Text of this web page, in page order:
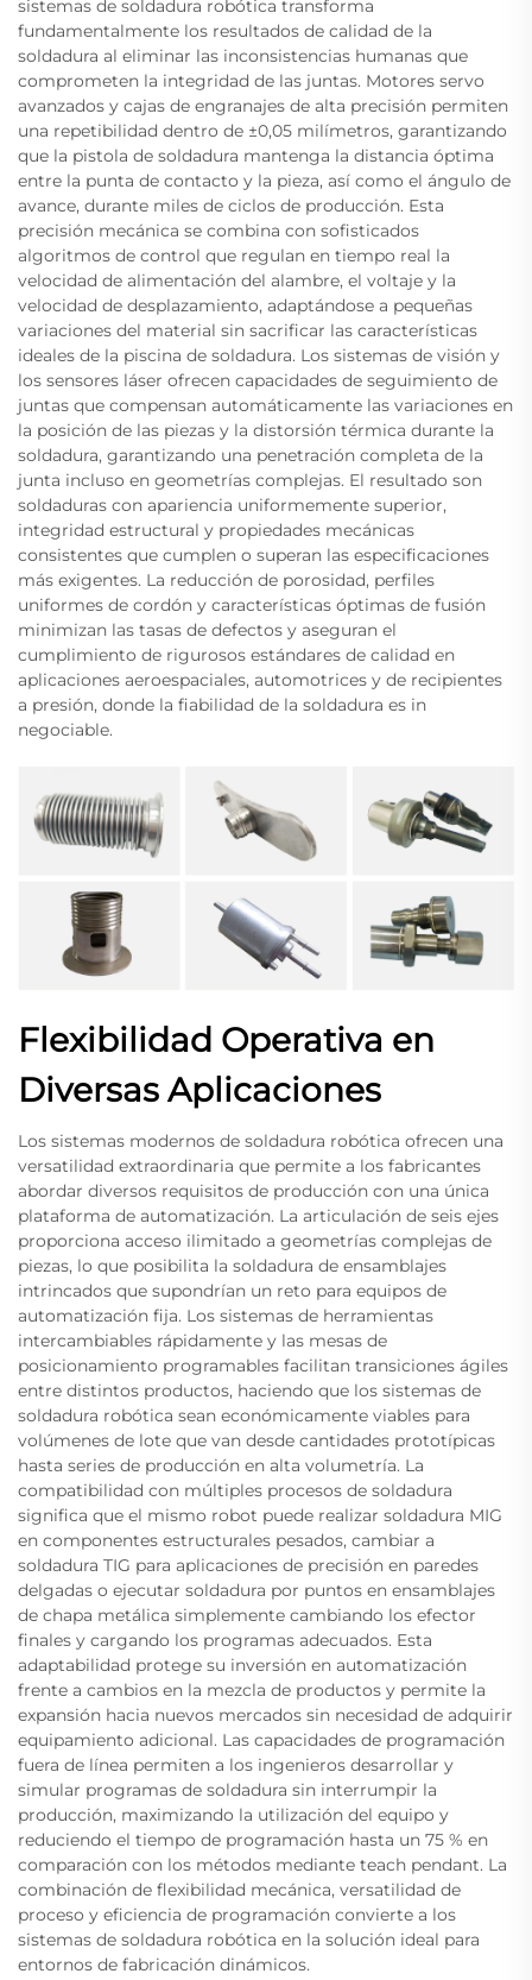
sistemas de soldadura robótica transforma
fundamentalmente los resultados de calidad de la
soldadura al eliminar las inconsistencias humanas que
comprometen la integridad de las juntas. Motores servo
avanzados y cajas de engranajes de alta precisión permiten
una repetibilidad dentro de ±0,05 milímetros, garantizando
que la pistola de soldadura mantenga la distancia óptima
entre la punta de contacto y la pieza, así como el ángulo de
avance, durante miles de ciclos de producción. Esta
precisión mecánica se combina con sofisticados
algoritmos de control que regulan en tiempo real la
velocidad de alimentación del alambre, el voltaje y la
velocidad de desplazamiento, adaptándose a pequeñas
variaciones del material sin sacrificar las características
ideales de la piscina de soldadura. Los sistemas de visión y
los sensores láser ofrecen capacidades de seguimiento de
juntas que compensan automáticamente las variaciones en
la posición de las piezas y la distorsión térmica durante la
soldadura, garantizando una penetración completa de la
junta incluso en geometrías complejas. El resultado son
soldaduras con apariencia uniformemente superior,
integridad estructural y propiedades mecánicas
consistentes que cumplen o superan las especificaciones
más exigentes. La reducción de porosidad, perfiles
uniformes de cordón y características óptimas de fusión
minimizan las tasas de defectos y aseguran el
cumplimiento de rigurosos estándares de calidad en
aplicaciones aeroespaciales, automotrices y de recipientes
a presión, donde la fiabilidad de la soldadura es in
negociable.
Flexibilidad Operativa en
Diversas Aplicaciones
Los sistemas modernos de soldadura robótica ofrecen una
versatilidad extraordinaria que permite a los fabricantes
abordar diversos requisitos de producción con una única
plataforma de automatización. La articulación de seis ejes
proporciona acceso ilimitado a geometrías complejas de
piezas, lo que posibilita la soldadura de ensamblajes
intrincados que supondrían un reto para equipos de
automatización fija. Los sistemas de herramientas
intercambiables rápidamente y las mesas de
posicionamiento programables facilitan transiciones ágiles
entre distintos productos, haciendo que los sistemas de
soldadura robótica sean económicamente viables para
volúmenes de lote que van desde cantidades prototípicas
hasta series de producción en alta volumetría. La
compatibilidad con múltiples procesos de soldadura
significa que el mismo robot puede realizar soldadura MIG
en componentes estructurales pesados, cambiar a
soldadura TIG para aplicaciones de precisión en paredes
delgadas o ejecutar soldadura por puntos en ensamblajes
de chapa metálica simplemente cambiando los efector
finales y cargando los programas adecuados. Esta
adaptabilidad protege su inversión en automatización
frente a cambios en la mezcla de productos y permite la
expansión hacia nuevos mercados sin necesidad de adquirir
equipamiento adicional. Las capacidades de programación
fuera de línea permiten a los ingenieros desarrollar y
simular programas de soldadura sin interrumpir la
producción, maximizando la utilización del equipo y
reduciendo el tiempo de programación hasta un 75 % en
comparación con los métodos mediante teach pendant. La
combinación de flexibilidad mecánica, versatilidad de
proceso y eficiencia de programación convierte a los
sistemas de soldadura robótica en la solución ideal para
entornos de fabricación dinámicos.